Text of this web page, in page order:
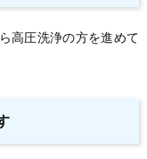
高圧洗浄の方を進めて